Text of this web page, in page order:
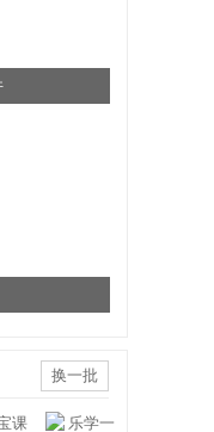
换一批